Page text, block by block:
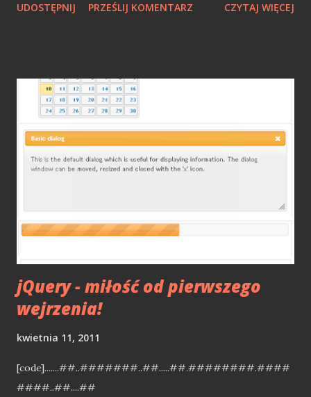
sposób profesjonalny". TDC - Demoscena, Atari, Mirage i
800 XL. Od 1989 roku związany był z Mirage i jako jeden z
najmłodszych tworzył gry na rynek polski. Był również
współpracownikiem "Bajtka" i członkiem redakcji "Atari
Magazynu". Bardzo mocno związany z demosceną Atari,
gdzie tworzy do dziś. Zaangażowany w szkolenia i
Tomaszu Cieślewiczu, ale po przeczytaniu tej książki śmiało
UDOSTĘPNIJ PRZEŚLIJ KOMENTARZ CZYTAJ WIĘCEJ
jQuery - miłość od pierwszego
wejrzenia!
kwietnia 11, 2011
[code].......##..#######..##.....##.########.####
####..##....##